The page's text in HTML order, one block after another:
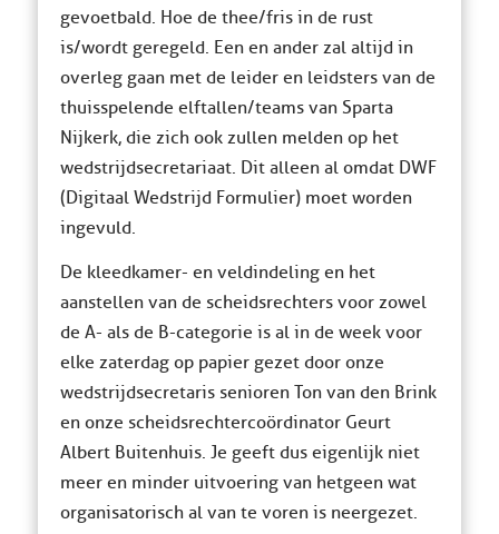
gevoetbald. Hoe de thee/fris in de rust
is/wordt geregeld. Een en ander zal altijd in
overleg gaan met de leider en leidsters van de
thuisspelende elftallen/teams van Sparta
Nijkerk, die zich ook zullen melden op het
wedstrijdsecretariaat. Dit alleen al omdat DWF
(Digitaal Wedstrijd Formulier) moet worden
ingevuld.
De kleedkamer- en veldindeling en het
aanstellen van de scheidsrechters voor zowel
de A- als de B-categorie is al in de week voor
elke zaterdag op papier gezet door onze
wedstrijdsecretaris senioren Ton van den Brink
en onze scheidsrechtercoördinator Geurt
Albert Buitenhuis. Je geeft dus eigenlijk niet
meer en minder uitvoering van hetgeen wat
organisatorisch al van te voren is neergezet.